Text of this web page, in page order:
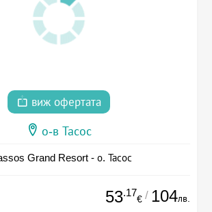
виж офертата
о-в Тасос
Grand Resort - о. Тасос
53.17
€ / 104лв.